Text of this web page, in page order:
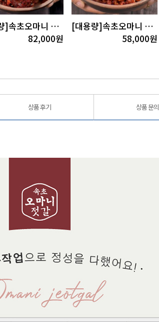
[대용량]속초오마니 저염발효 비빔젓갈5kg
82,000원
[대용량]속초오마니 저염발효 오징어젓갈5kg
58,000원
상품 후기 상품 문의